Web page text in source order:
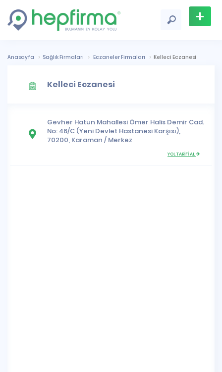
+
Ekle
Anasayfa Sağlık Firmaları Eczaneler Firmaları Kelleci Eczanesi
Kelleci Eczanesi
Gevher Hatun Mahallesi Ömer Halis Demir Cad.
No: 46/C (Yeni Devlet Hastanesi Karşısı),
70200, Karaman / Merkez
YOL TARİFİ AL